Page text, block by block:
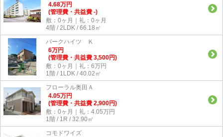
4.68万円
(管理費・共益費 -)
敷：0ヶ月｜礼：0ヶ月
4階 / 2LDK / 66.18㎡
パークハイツ Ｋ
6万円
(管理費・共益費 3,500円)
敷：0ヶ月｜礼：6万円
1階 / 1LDK / 40.02㎡
フローラル奥田Ａ
4.05万円
(管理費・共益費 2,900円)
敷：0ヶ月｜礼：4.05万円
1階 / 1R / 32.90㎡
コモドワイズ